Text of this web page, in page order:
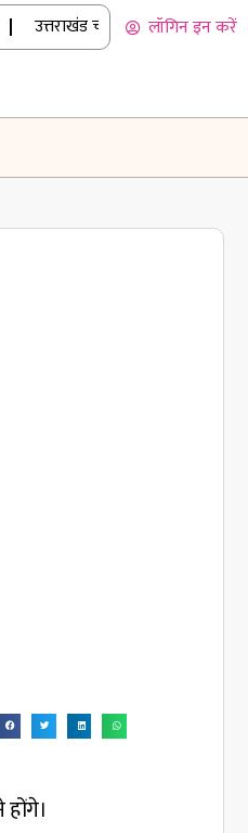
उत्तराखंड चार धाम यात्रा: मानसून में भी
लॉगिन इन करें